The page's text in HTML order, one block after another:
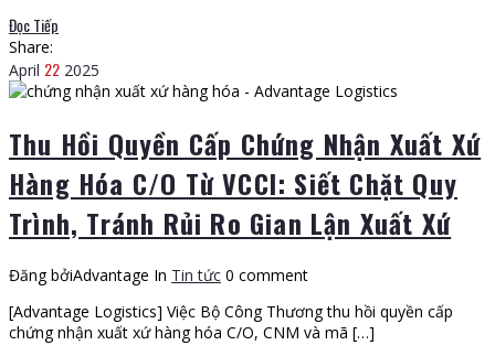
Đọc Tiếp
Share:
April 22 2025
Thu Hồi Quyền Cấp Chứng Nhận Xuất Xứ
Hàng Hóa C/O Từ VCCI: Siết Chặt Quy
Trình, Tránh Rủi Ro Gian Lận Xuất Xứ
Đăng bởiAdvantage In Tin tức 0 comment
[Advantage Logistics] Việc Bộ Công Thương thu hồi quyền cấp
chứng nhận xuất xứ hàng hóa C/O, CNM và mã […]